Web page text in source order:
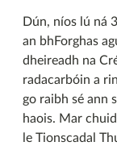
Dún, níos lú ná
an bhForghas
dheireadh na
radacarbóin a
go raibh sé ann
haois. Mar
le Tionscadal